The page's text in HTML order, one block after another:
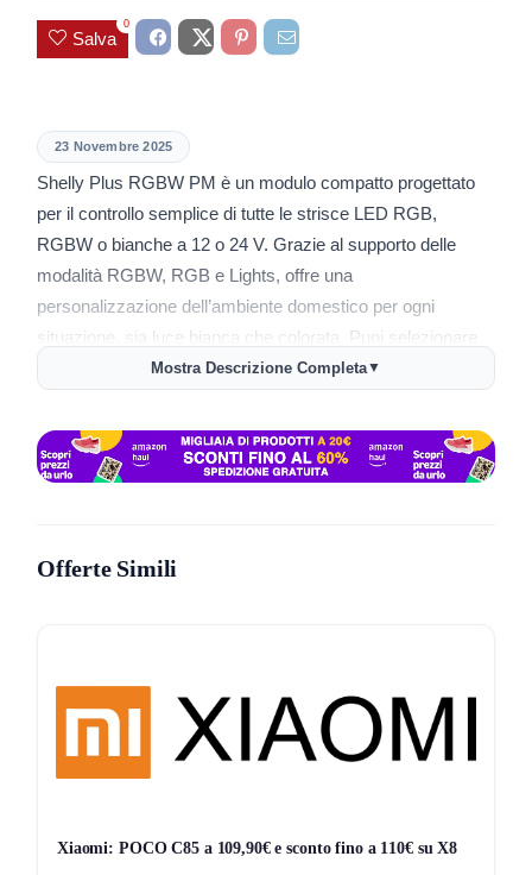
Salva
0
23 Novembre 2025
Shelly Plus RGBW PM è un modulo compatto progettato
per il controllo semplice di tutte le strisce LED RGB,
RGBW o bianche a 12 o 24 V. Grazie al supporto delle
modalità RGBW, RGB e Lights, offre una
personalizzazione dell’ambiente domestico per ogni
situazione, sia luce bianca che colorata. Puoi selezionare
tra 16 milioni di colori ed effetti, impostare la luminosità
la velocità di dissolvenza. Il dispositivo permette di gestire
fino a 4 strisce LED in modo indipendente e di monitorare il
Shelly Plus RGBW PM si installa facilmente dietro
creazione di scenari personalizzati e automazioni
domestiche. Il controller è provvisto di connessione Wi-Fi e
Bluetooth, processore ESP32 veloce, supporto ai principali
notte è pensata per attenuare le luci durante la routine
Mostra Descrizione Completa▼
Offerte Simili
Xiaomi: POCO C85 a 109,90€ e sconto fino a 110€ su X8